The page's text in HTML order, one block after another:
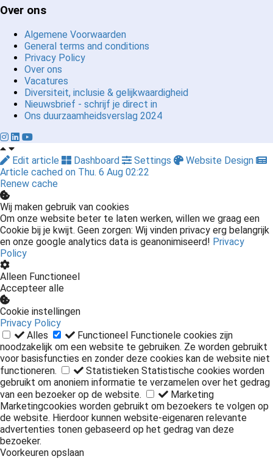
Over ons
Algemene Voorwaarden
General terms and conditions
Privacy Policy
Over ons
Vacatures
Diversiteit, inclusie & gelijkwaardigheid
Nieuwsbrief - schrijf je direct in
Ons duurzaamheidsverslag 2024
Edit article Dashboard Settings
Website Design
Article cached on Thu. 6 Aug 02:22
Renew cache
Wij maken gebruik van cookies
Om onze website beter te laten werken, willen we graag een
Cookie bij je kwijt. Geen zorgen: Wij vinden privacy erg belangrijk
en onze google analytics data is geanonimiseerd! Privacy
Policy
Alleen Functioneel
Accepteer alle
Cookie instellingen
Privacy Policy
Alles
Functioneel Functionele cookies zijn
noodzakelijk om een website te gebruiken. Ze worden gebruikt
voor basisfuncties en zonder deze cookies kan de website niet
functioneren.
Statistieken Statistische cookies worden
gebruikt om anoniem informatie te verzamelen over het gedrag
van een bezoeker op de website.
Marketing
Marketingcookies worden gebruikt om bezoekers te volgen op
de website. Hierdoor kunnen website-eigenaren relevante
advertenties tonen gebaseerd op het gedrag van deze
bezoeker.
Voorkeuren opslaan